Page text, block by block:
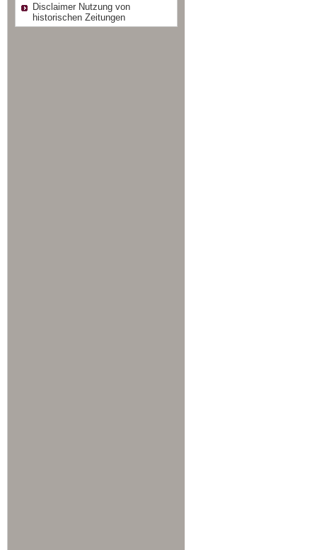
Disclaimer Nutzung von
historischen Zeitungen